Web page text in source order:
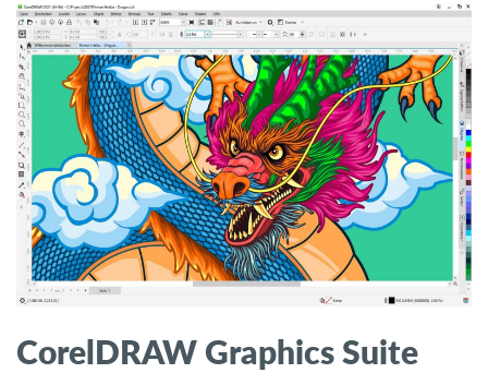
CorelDRAW Graphics Suite